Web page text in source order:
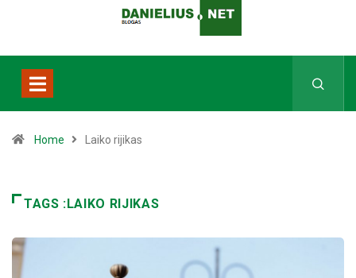
Home Laiko rijikas
TAGS :LAIKO RIJIKAS